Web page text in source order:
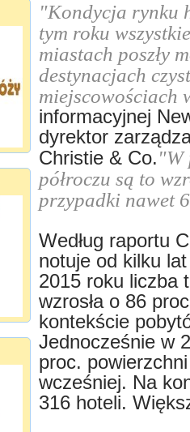
"Kondycja rynku
tym roku
miastach poszły
destynacjach
miejscowościach
informacyjnej
dyrektor
Christie & Co."W
półroczu są to
przypadki nawet
Według raportu
notuje od kilku
2015 roku liczba
wzrosła o 86
kontekście
Jednocześnie w
proc.
wcześniej. Na
316 hoteli.